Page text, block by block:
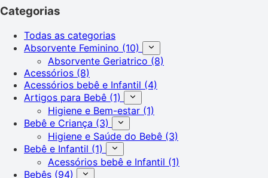
Categorias
Todas as categorias
Absorvente Feminino (10)
Absorvente Geriatrico (8)
Acessórios (8)
Acessórios bebê e Infantil (4)
Artigos para Bebê (1)
Higiene e Bem-estar (1)
Bebê e Criança (3)
Higiene e Saúde do Bebê (3)
Bebê e Infantil (1)
Acessórios bebê e Infantil (1)
Bebês (94)